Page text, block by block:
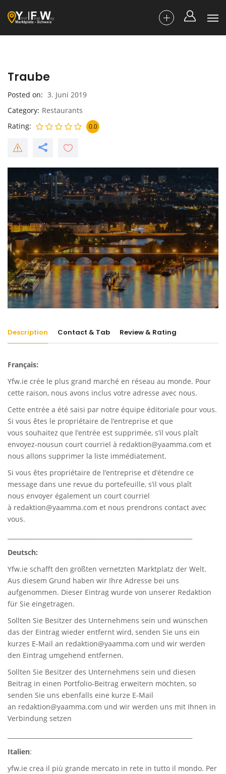
Traube
Posted on
3. Juni 2019
Category Restaurants
Rating
0.0
Description Contact & Tab Review & Rating
Français:
Yfw.ie crée le plus grand marché en réseau au monde. Pour
cette raison, nous avons inclus votre adresse avec nous.
Cette entrée a été saisi par notre équipe éditoriale pour vous.
Si vous êtes le propriétaire de l’entreprise et que
vous souhaitez que l’entrée est supprimée, s’il vous plaît
envoyez-nousun court courriel à redaktion@yaamma.com et
nous allons supprimer la liste immédiatement.
Si vous êtes propriétaire de l’entreprise et d’étendre ce
message dans une revue du portefeuille, s’il vous plaît
nous envoyer également un court courriel
à redaktion@yaamma.com et nous prendrons contact avec
vous.
Deutsch:
Yfw.ie schafft den größten vernetzten Marktplatz der Welt.
Aus diesem Grund haben wir Ihre Adresse bei uns
aufgenommen. Dieser Eintrag wurde von unserer Redaktion
für Sie eingetragen.
Sollten Sie Besitzer des Unternehmens sein und wünschen
das der Eintrag wieder entfernt wird, senden Sie uns ein
kurzes E-Mail an redaktion@yaamma.com und wir werden
den Eintrag umgehend entfernen.
Sollten Sie Besitzer des Unternehmens sein und diesen
Beitrag in einen Portfolio-Beitrag erweitern möchten, so
senden Sie uns ebenfalls eine kurze E-Mail
an redaktion@yaamma.com und wir werden uns mit Ihnen in
Verbindung setzen
Italien:
yfw.ie crea il più grande mercato in rete in tutto il mondo. Per